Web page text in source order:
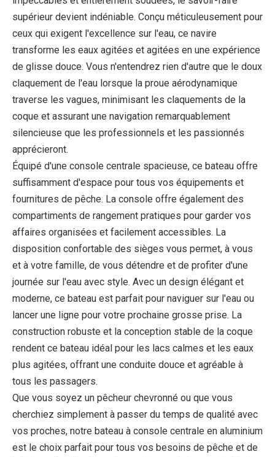
supérieur devient indéniable. Conçu méticuleusement pour
ceux qui exigent l'excellence sur l'eau, ce navire
transforme les eaux agitées et agitées en une expérience
de glisse douce. Vous n'entendrez rien d'autre que le doux
claquement de l'eau lorsque la proue aérodynamique
traverse les vagues, minimisant les claquements de la
coque et assurant une navigation remarquablement
silencieuse que les professionnels et les passionnés
apprécieront.
Équipé d'une console centrale spacieuse, ce bateau offre
suffisamment d'espace pour tous vos équipements et
fournitures de pêche. La console offre également des
compartiments de rangement pratiques pour garder vos
affaires organisées et facilement accessibles. La
disposition confortable des sièges vous permet, à vous
et à votre famille, de vous détendre et de profiter d'une
journée sur l'eau avec style. Avec un design élégant et
moderne, ce bateau est parfait pour naviguer sur l'eau ou
lancer une ligne pour votre prochaine grosse prise. La
construction robuste et la conception stable de la coque
rendent ce bateau idéal pour les lacs calmes et les eaux
plus agitées, offrant une conduite douce et agréable à
tous les passagers.
Que vous soyez un pêcheur chevronné ou que vous
cherchiez simplement à passer du temps de qualité avec
vos proches, notre bateau à console centrale en aluminium
est le choix parfait pour tous vos besoins de pêche et de